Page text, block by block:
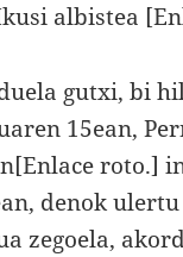
albistea
gutxi, bi
15ean,
roto.]
denok
zegoela,